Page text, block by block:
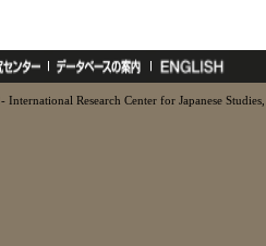
Research Center for Japanese